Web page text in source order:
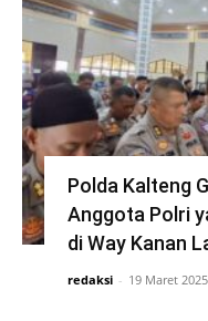
Polda Kalteng
Anggota Polri
di Way Kanan
redaksi - 19 Maret 2025